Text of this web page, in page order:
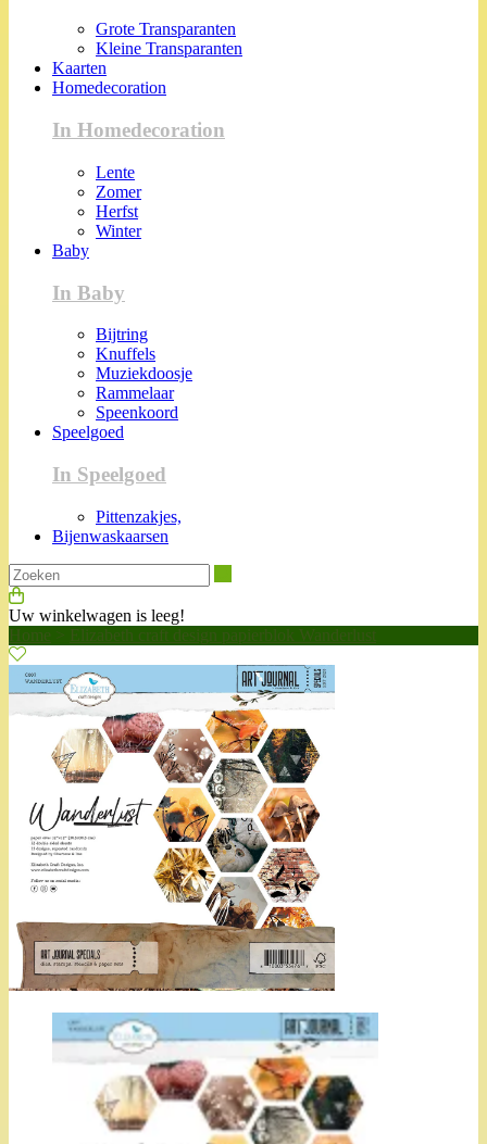
Grote Transparanten
Kleine Transparanten
Kaarten
Homedecoration
In Homedecoration
Lente
Zomer
Herfst
Winter
Baby
In Baby
Bijtring
Knuffels
Muziekdoosje
Rammelaar
Speenkoord
Speelgoed
In Speelgoed
Pittenzakjes,
Bijenwaskaarsen
Uw winkelwagen is leeg!
Home
Elizabeth craft design papierblok Wanderlust